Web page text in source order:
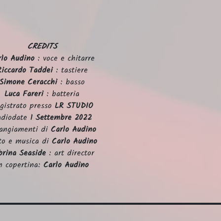
CREDITS
Audino : voce e chitarre
Taddei : tastiere
Ceracchi: basso
Luca Fareri: batteria
presso LR STUDIO
1 Settembre 2022
di Carlo Audino
e musica diCarlo Audino
Seaside : art director
copertina: Carlo Audino